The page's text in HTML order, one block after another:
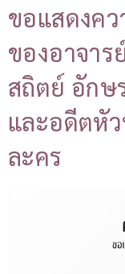
ขอแสดงค
ของอาจา
สถิตย์ อัก
และอดีตหั
ละคร